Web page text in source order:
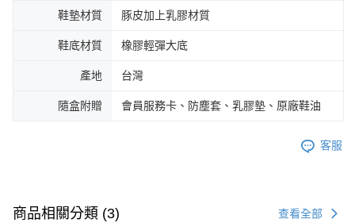
鞋墊材質 豚皮加上乳膠材質
鞋底材質 橡膠輕彈大底
產地 台灣
隨盒附贈 會員服務卡、防塵套、乳膠墊、原廠鞋油
客服
商品相關分類 (3) 查看全部